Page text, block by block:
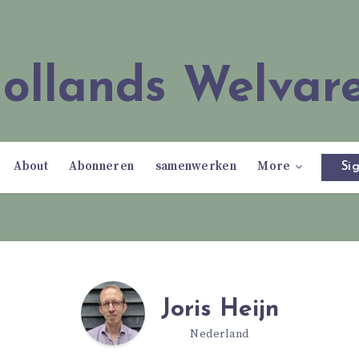
Hollands
About Abonneren samenwerken More
Joris Heijn
Nederland